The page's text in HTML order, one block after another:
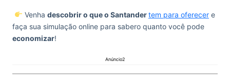
Venha descobrir o que o Santandertem para oferecere
faça sua simulação online para sabero quanto você pode
economizar!
Anúncio2